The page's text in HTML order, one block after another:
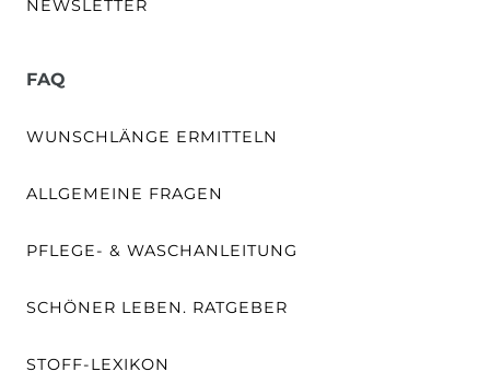
NEWSLETTER
FAQ
WUNSCHLÄNGE ERMITTELN
ALLGEMEINE FRAGEN
PFLEGE- & WASCHANLEITUNG
SCHÖNER LEBEN. RATGEBER
STOFF-LEXIKON